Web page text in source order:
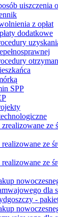
uiszczenia
z opłat
dodatkowe
SPP
ze
ze
ze
dla
-